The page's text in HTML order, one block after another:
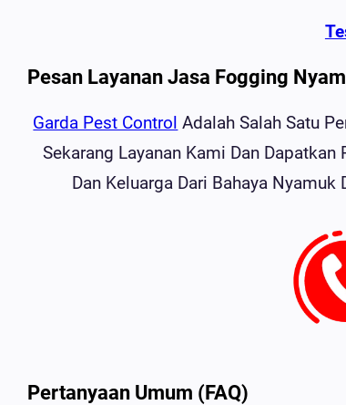
Pesan Layanan Jasa Fogging
Garda Pest Control Adalah Salah Satu
Sekarang Layanan Kami Dan
Dan Keluarga Dari Bahaya
Pertanyaan Umum (FAQ)